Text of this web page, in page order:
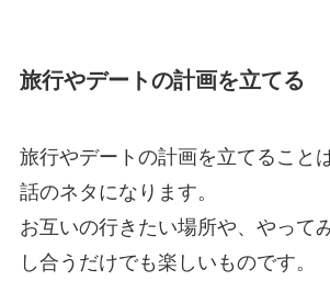
旅行やデートの計画を立てる
旅行やデートの計画を立てること
話のネタになります。
お互いの行きたい場所や、やって
し合うだけでも楽しいものです。